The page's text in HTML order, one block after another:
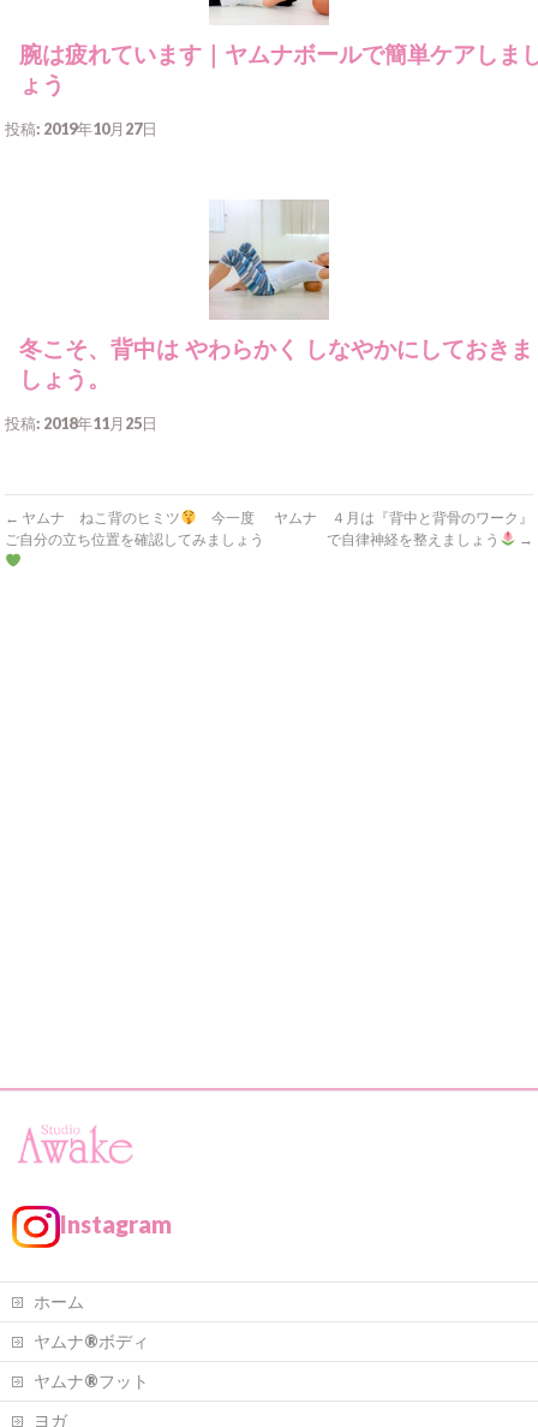
腕は疲れています｜ヤムナボールで簡単ケアしま
ょう
投稿: 2019年10月27日
冬こそ、背中は やわらかく しなやかにしておきま
しょう。
投稿: 2018年11月25日
← ヤムナ ねこ背のヒミツ
今一度
ご自分の立ち位置を確認してみましょう
ヤムナ ４月は『背中と背骨のワーク』
で自律神経を整えましょう
→
Instagram
ホーム
ヤムナ®ボディ
ヤムナ®フット
ヨガ